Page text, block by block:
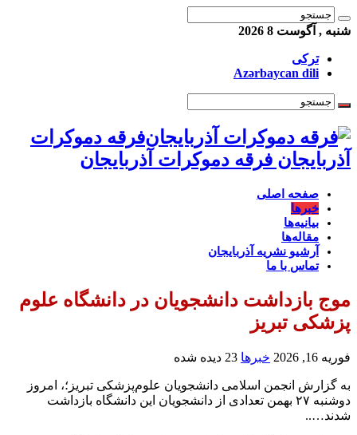
شنبه , آگوست 8 2026
ترکی
Azərbaycan dili
فرقه دموکرات
آذربایجان فرقه دموکرات آذربایجان
صفحه اصلی
خبرها
بیانیه‌ها
مقاله‌ها
آرشیو نشریه آذربایجان
تماس با ما
موج بازداشت‌ دانشجویان در دانشگاه علوم
پزشکی تبریز
فوریه 16, 2026 خبرها 23 دیده شده
به گزارش انجمن اسلامی دانشجویان علوم‌پزشکی تبریز؛، امروز
دوشنبه ۲۷ بهمن تعدادی از دانشجویان این دانشگاه بازداشت
شدند…..